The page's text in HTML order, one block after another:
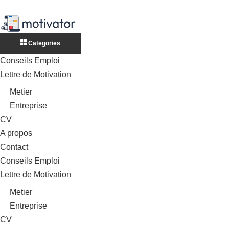
Categories
Conseils Emploi
Lettre de Motivation
Metier
Entreprise
CV
A propos
Contact
Conseils Emploi
Lettre de Motivation
Metier
Entreprise
CV